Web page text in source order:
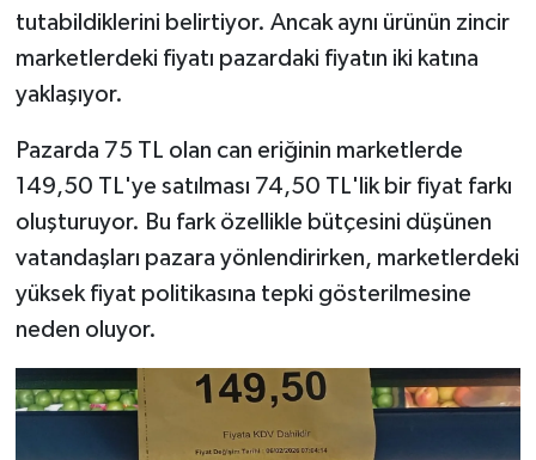
tutabildiklerini belirtiyor. Ancak aynı ürünün zincir
marketlerdeki fiyatı pazardaki fiyatın iki katına
yaklaşıyor.
Pazarda 75 TL olan can eriğinin marketlerde
149,50 TL'ye satılması 74,50 TL'lik bir fiyat farkı
oluşturuyor. Bu fark özellikle bütçesini düşünen
vatandaşları pazara yönlendirirken, marketlerdeki
yüksek fiyat politikasına tepki gösterilmesine
neden oluyor.